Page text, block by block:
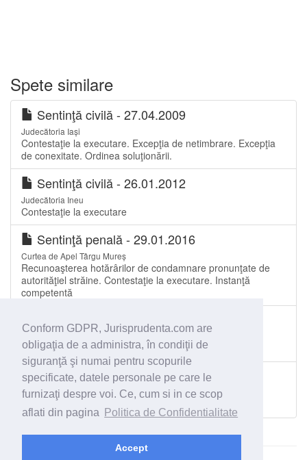
Conform GDPR, Jurisprudenta.com are
obligaţia de a administra, în condiţii de
siguranţă şi numai pentru scopurile
specificate, datele personale pe care le
furnizaţi despre voi. Ce, cum si in ce scop
aflati din pagina
Politica de Confidentialitate
Accept
Spete similare
Sentinţă civilă - 27.04.2009
Judecătoria Iași
Contestaţie la executare. Excepţia de netimbrare. Excepţia
de conexitate. Ordinea soluţionării.
Sentinţă civilă - 26.01.2012
Judecătoria Ineu
Contestaţie la executare
Sentinţă penală - 29.01.2016
Curtea de Apel Târgu Mureș
Recunoaşterea hotărârilor de condamnare pronunţate de
autorităţiel străine. Contestaţie la executare. Instanţă
competentă
Sentinţă civilă - 07.10.2011
contestatie la executare
Sentinţă civilă - 12.04.2011
Judecătoria Câmpina
contestaţie titlu şi contestaţie executare